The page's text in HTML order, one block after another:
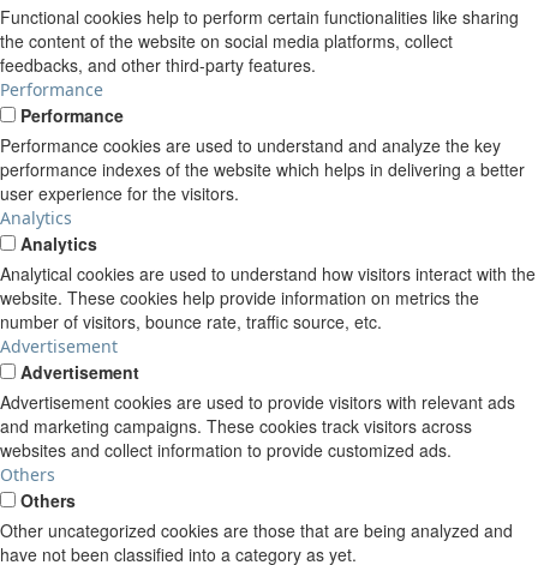
Functional cookies help to perform certain functionalities like sharing
the content of the website on social media platforms, collect
feedbacks, and other third-party features.
Performance
Performance
Performance cookies are used to understand and analyze the key
performance indexes of the website which helps in delivering a better
user experience for the visitors.
Analytics
Analytics
Analytical cookies are used to understand how visitors interact with the
website. These cookies help provide information on metrics the
number of visitors, bounce rate, traffic source, etc.
Advertisement
Advertisement
Advertisement cookies are used to provide visitors with relevant ads
and marketing campaigns. These cookies track visitors across
websites and collect information to provide customized ads.
Others
Others
Other uncategorized cookies are those that are being analyzed and
have not been classified into a category as yet.